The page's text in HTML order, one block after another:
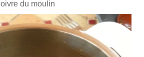
du moulin